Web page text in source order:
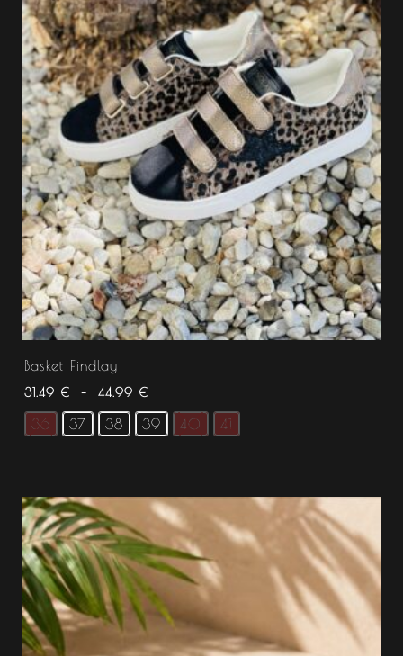
Basket Findlay
31.49 € – 44.99 €
36 37 38 39 40 41